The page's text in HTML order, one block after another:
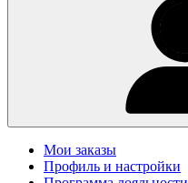
Мои заказы
Профиль и настройки